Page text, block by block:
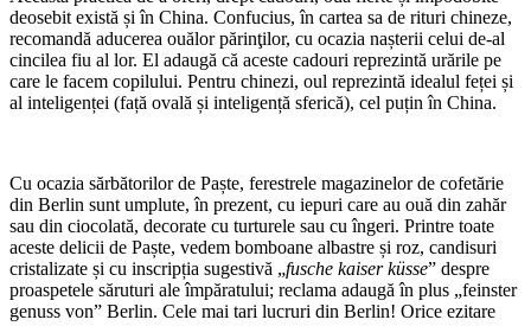
deosebit există și în China. Confucius, în cartea sa de rituri chineze,
recomandă aducerea ouălor părinţilor, cu ocazia nașterii celui de-al
cincilea fiu al lor. El adaugă că aceste cadouri reprezintă urările pe
care le facem copilului. Pentru chinezi, oul reprezintă idealul feței și
al inteligenței (față ovală și inteligență sferică), cel puțin în China.
Cu ocazia sărbătorilor de Paște, ferestrele magazinelor de cofetărie
din Berlin sunt umplute, în prezent, cu iepuri care au ouă din zahăr
sau din ciocolată, decorate cu turturele sau cu îngeri. Printre toate
aceste delicii de Paște, vedem bomboane albastre și roz, candisuri
cristalizate și cu inscripția sugestivă „fusche kaiser küsse” despre
proaspetele săruturi ale împăratului; reclama adaugă în plus „feinster
genuss von” Berlin. Cele mai tari lucruri din Berlin! Orice ezitare